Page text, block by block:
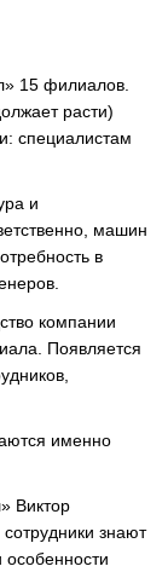
15 филиалов.
расти)
специалистам
и
машин
в
компании
Появляется
именно
Виктор
знают
особенности